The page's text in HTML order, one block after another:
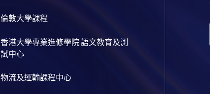
倫敦大學課程
香港大學專業進修學院 語文教育及測
試中心
物流及運輸課程中心